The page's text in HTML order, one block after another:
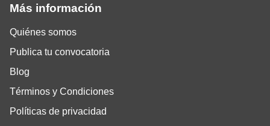
Más información
Quiénes somos
Publica tu convocatoria
Blog
Términos y Condiciones
Políticas de privacidad